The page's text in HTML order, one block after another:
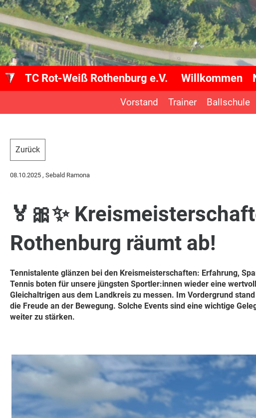
TC Rot-Weiß Rothenburg e.V. Willkommen
Vorstand Trainer Ballschule
Zurück
08.10.2025 , Sebald Ramona
🏅🎀✨
Rothenburg räumt ab!
Tennistalente glänzen bei den Kreismeisterschaften: Erfahrung,
Tennis boten für unsere jüngsten Sportler:innen wieder eine
Gleichaltrigen aus dem Landkreis zu messen. Im Vordergrund
die Freude an der Bewegung. Solche Events sind eine wichtige
weiter zu stärken.